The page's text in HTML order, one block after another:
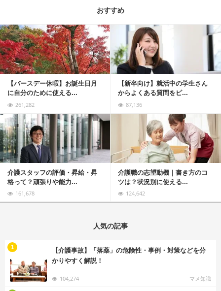
おすすめ
【バースデー休暇】お誕生日月
に自分のために使える...
261,282
【新卒向け】就活中の学生さん
からよくある質問をピ...
87,136
記事を読む
介護スタッフの評価・昇給・昇
格って？頑張りや能力...
161,678
介護職の志望動機｜書き方のコ
ツは？状況別に使える...
124,642
記事を読む
人気の記事
【介護事故】「落薬」の危険性・事例・対策などを分
かりやすく解説！
104,274 マメ知識
1